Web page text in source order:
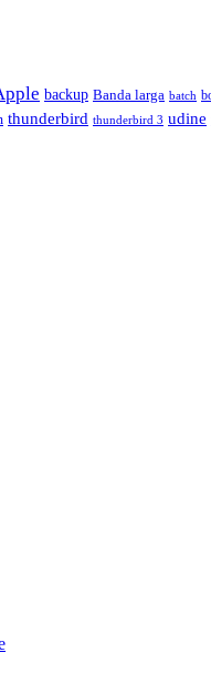
backup Banda larga batch
thunderbird thunderbird 3 udine